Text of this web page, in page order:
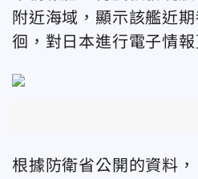
附近海域，顯示該艦近
徊，對日本進行電子情報
根據防衛省公開的資料